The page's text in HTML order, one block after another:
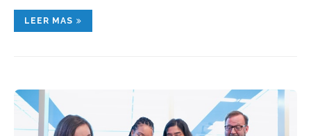
LEER MAS